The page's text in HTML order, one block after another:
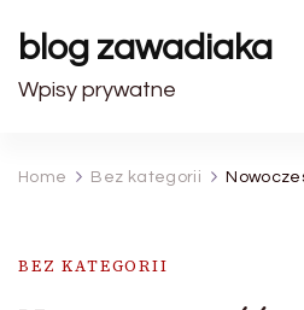
blog zawadiaka
Wpisy prywatne
Home Bez kategorii
BEZ KATEGORII